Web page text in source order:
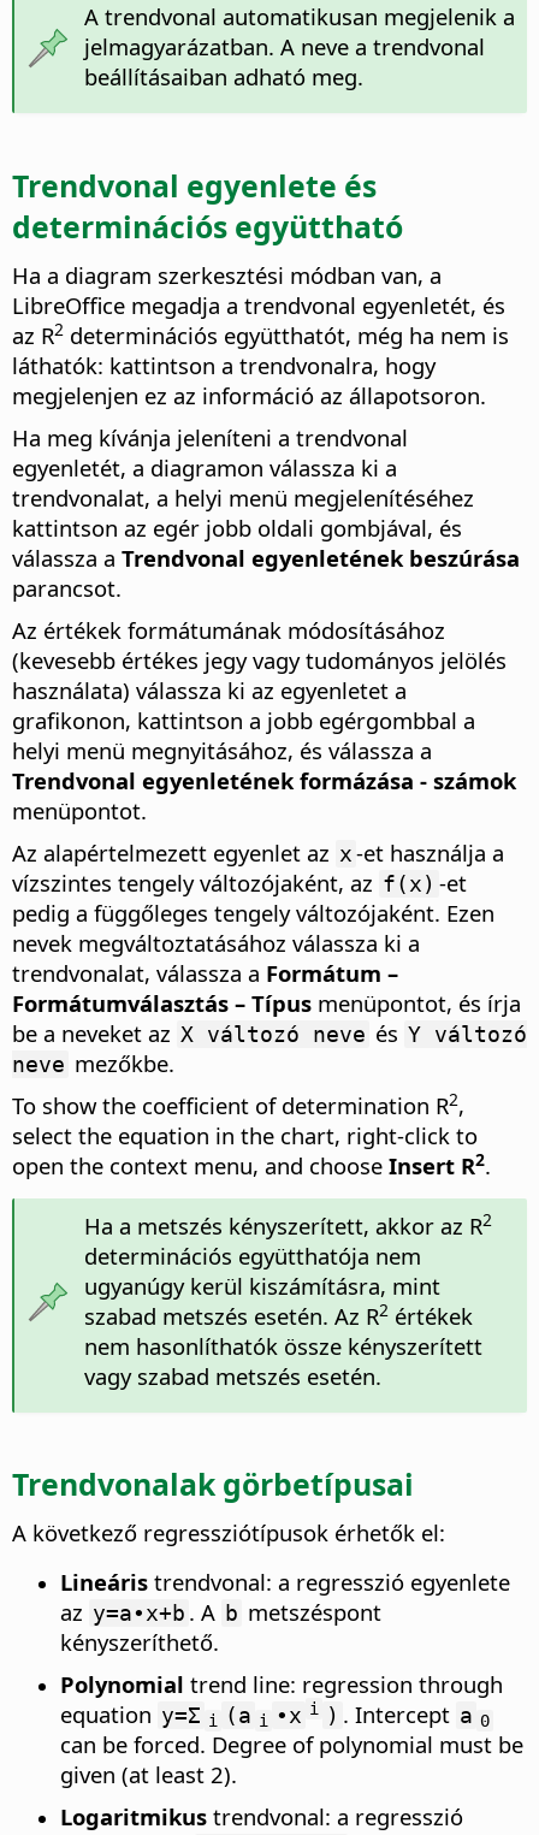
A trendvonal automatikusan megjelenik a
jelmagyarázatban. A neve a trendvonal
beállításaiban adható meg.
Trendvonal egyenlete és
determinációs együttható
Ha a diagram szerkesztési módban van, a
LibreOffice megadja a trendvonal egyenletét, és
az R2 determinációs együtthatót, még ha nem is
láthatók: kattintson a trendvonalra, hogy
megjelenjen ez az információ az állapotsoron.
Ha meg kívánja jeleníteni a trendvonal
egyenletét, a diagramon válassza ki a
trendvonalat, a helyi menü megjelenítéséhez
kattintson az egér jobb oldali gombjával, és
válassza a Trendvonal egyenletének beszúrása
parancsot.
Az értékek formátumának módosításához
(kevesebb értékes jegy vagy tudományos jelölés
használata) válassza ki az egyenletet a
grafikonon, kattintson a jobb egérgombbal a
helyi menü megnyitásához, és válassza a
Trendvonal egyenletének formázása - számok
menüpontot.
Az alapértelmezett egyenlet az x-et használja a
vízszintes tengely változójaként, az f(x) -et
pedig a függőleges tengely változójaként. Ezen
nevek megváltoztatásához válassza ki a
trendvonalat, válassza a Formátum –
Formátumválasztás – Típus menüpontot, és írja
be a neveket az X változó neve és Y változó
neve mezőkbe.
To show the coefficient of determination R2,
select the equation in the chart, right-click to
open the context menu, and choose Insert R2.
Ha a metszés kényszerített, akkor az R2
determinációs együtthatója nem
ugyanúgy kerül kiszámításra, mint
szabad metszés esetén. Az R2értékek
nem hasonlíthatók össze kényszerített
vagy szabad metszés esetén.
Trendvonalak görbetípusai
A következő regressziótípusok érhetők el:
Lineáris trendvonal: a regresszió egyenlete
az y=a∙x+b . A b metszéspont
kényszeríthető.
Polynomial trend line: regression through
equation y=Σ i (a i ∙x i ) . Intercept a 0
can be forced. Degree of polynomial must be
given (at least 2).
Logaritmikus trendvonal: a regresszió